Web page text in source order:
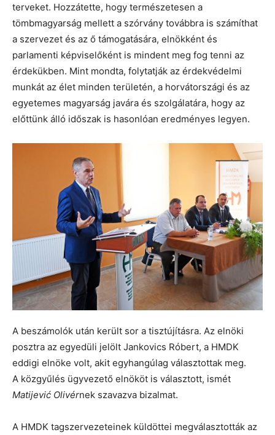
terveket. Hozzátette, hogy természetesen a
tömbmagyarság mellett a szórvány továbbra is számíthat
a szervezet és az ő támogatására, elnökként és
parlamenti képviselőként is mindent meg fog tenni az
érdekükben. Mint mondta, folytatják az érdekvédelmi
munkát az élet minden területén, a horvátországi és az
egyetemes magyarság javára és szolgálatára, hogy az
előttünk álló időszak is hasonlóan eredményes legyen.
A beszámolók után került sor a tisztújításra. Az elnöki
posztra az egyedüli jelölt Jankovics Róbert, a HMDK
eddigi elnöke volt, akit egyhangúlag választottak meg.
A közgyűlés ügyvezető elnököt is választott, ismét
Matijević Olivérnek szavazva bizalmat.
A HMDK tagszervezeteinek küldöttei megválasztották az